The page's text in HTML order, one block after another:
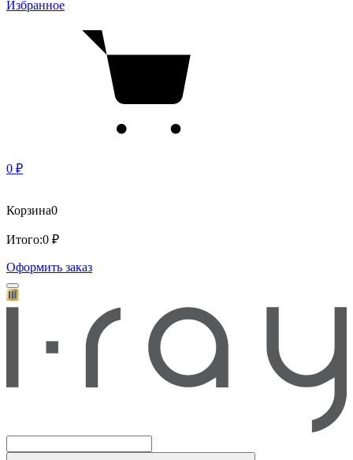
Избранное
0 ₽
Корзина0
Итого:0 ₽
Оформить заказ